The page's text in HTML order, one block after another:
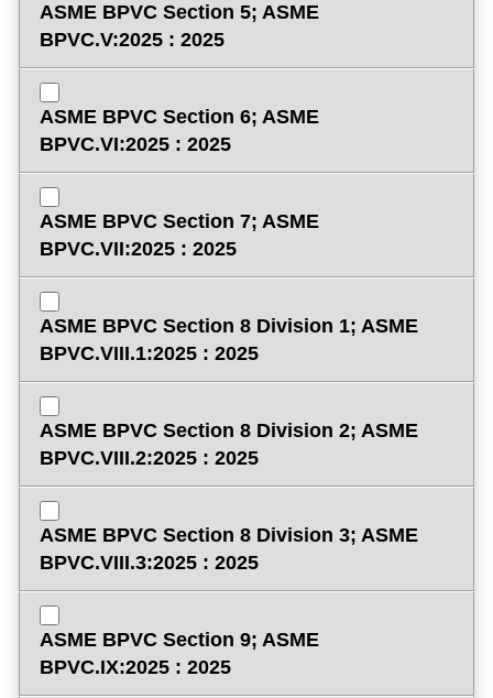
ASME BPVC Section 5; ASME
BPVC.V:2025 : 2025
ASME BPVC Section 6; ASME
BPVC.VI:2025 : 2025
ASME BPVC Section 7; ASME
BPVC.VII:2025 : 2025
ASME BPVC Section 8 Division 1; ASME
BPVC.VIII.1:2025 : 2025
ASME BPVC Section 8 Division 2; ASME
BPVC.VIII.2:2025 : 2025
ASME BPVC Section 8 Division 3; ASME
BPVC.VIII.3:2025 : 2025
ASME BPVC Section 9; ASME
BPVC.IX:2025 : 2025